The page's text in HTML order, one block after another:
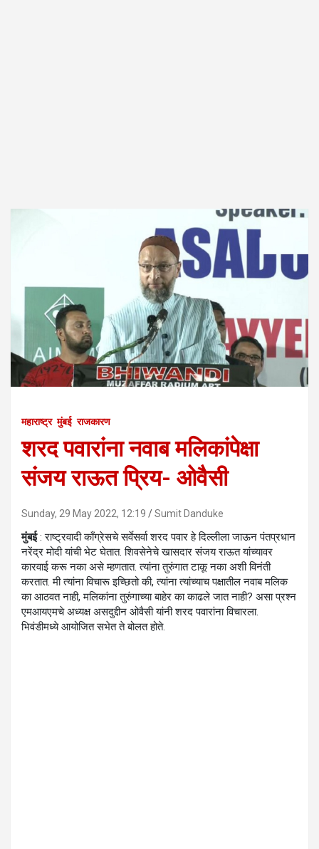
महाराष्ट्र मुंबई राजकारण
शरद पवारांना नवाब मलिकांपेक्षा
संजय राऊत प्रिय- ओवैसी
Sunday, 29 May 2022, 12:19 Sumit Danduke
मुंबई: राष्ट्रवादी काँग्रेसचे सर्वेसर्वा शरद पवार हे दिल्लीला जाऊन पंतप्रधान
नरेंद्र मोदी यांची भेट घेतात. शिवसेनेचे खासदार संजय राऊत यांच्यावर
कारवाई करू नका असे म्हणतात. त्यांना तुरुंगात टाकू नका अशी विनंती
करतात. मी त्यांना विचारू इच्छितो की, त्यांना त्यांच्याच पक्षातील नवाब मलिक
का आठवत नाही, मलिकांना तुरुंगाच्या बाहेर का काढले जात नाही? असा प्रश्न
एमआयएमचे अध्यक्ष असदुद्दीन ओवैसी यांनी शरद पवारांना विचारला.
भिवंडीमध्ये आयोजित सभेत ते बोलत होते.